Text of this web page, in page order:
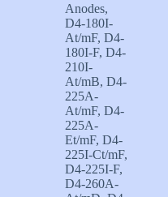
Anodes,
D4-180I-
At/mF, D4-
180I-F, D4-
210I-
At/mB, D4-
225A-
At/mF, D4-
225A-
Et/mF, D4-
225I-Ct/mF,
D4-225I-F,
D4-260A-